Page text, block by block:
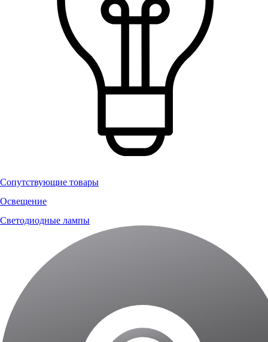
Сопутствующие товары
Освещение
Светодиодные лампы